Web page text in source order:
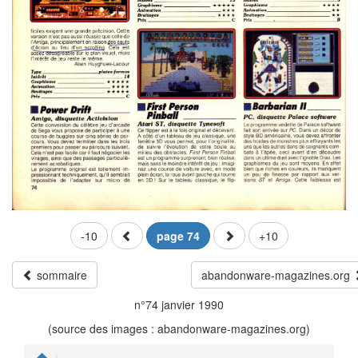
-10 page 74 +10
sommaire
abandonware-magazines.org
n°74 janvier 1990
(source des images : abandonware-magazines.org)